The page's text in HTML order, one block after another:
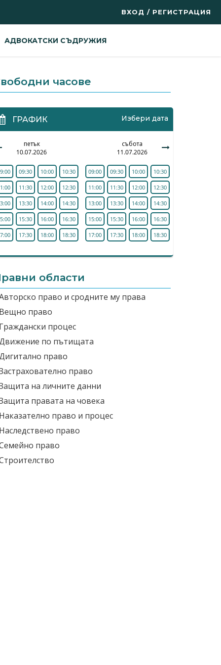
ВХОД / РЕГИСТРАЦИЯ
АДВОКАТСКИ СЪДРУЖИЯ
часове
ГРАФИК Избери дата
петък
10.07.2026
09:30 10:00 10:30
11:30 12:00 12:30
13:30 14:00 14:30
15:30 16:00 16:30
17:30 18:00 18:30
събота
11.07.2026
09:00 09:30 10:00 10:30
11:00 11:30 12:00 12:30
13:00 13:30 14:00 14:30
15:00 15:30 16:00 16:30
17:00 17:30 18:00 18:30
области
право и сродните му права
право
процес
по пътищата
право
право
на личните данни
правата на човека
право и процес
право
право